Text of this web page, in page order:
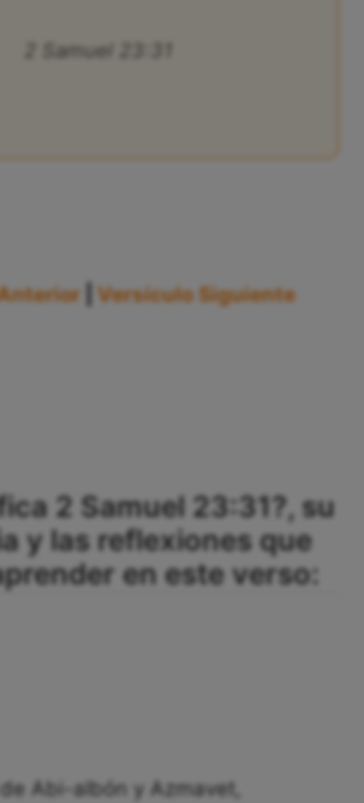
2 Samuel 23:31
Versículo Siguiente
2 Samuel 23:31?, su
y las reflexiones que
en este verso:
Abi-albón y Azmavet,